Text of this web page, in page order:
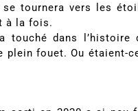
tournera vers les
à la fois.
touché dans
plein fouet. Ou étaient-